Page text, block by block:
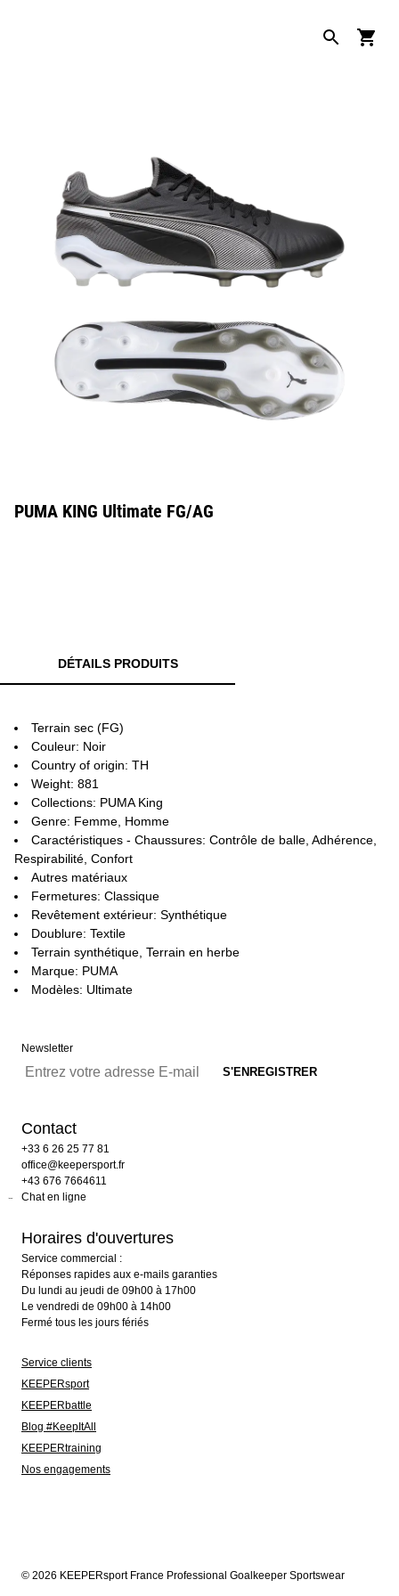
PUMA KING Ultimate FG/AG
DÉTAILS PRODUITS
Terrain sec (FG)
Couleur: Noir
Country of origin: TH
Weight: 881
Collections: PUMA King
Genre: Femme, Homme
Caractéristiques - Chaussures: Contrôle de balle, Adhérence,
Respirabilité, Confort
Autres matériaux
Fermetures: Classique
Revêtement extérieur: Synthétique
Doublure: Textile
Terrain synthétique, Terrain en herbe
Marque: PUMA
Modèles: Ultimate
Newsletter
Contact
+33 6 26 25 77 81
office@keepersport.fr
+43 676 7664611
Chat en ligne
Horaires d'ouvertures
Service commercial :
Réponses rapides aux e-mails garanties
Du lundi au jeudi de 09h00 à 17h00
Le vendredi de 09h00 à 14h00
Fermé tous les jours fériés
Service clients
KEEPERsport
KEEPERbattle
Blog #KeepItAll
KEEPERtraining
Nos engagements
© 2026 KEEPERsport France Professional Goalkeeper Sportswear